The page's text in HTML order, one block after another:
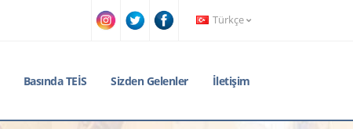
Türkçe
Basında TEİS Sizden Gelenler İletişim